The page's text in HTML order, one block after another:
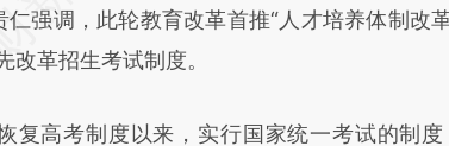
仁强调，此轮教育改革首推“人才培养体制改
改革招生考试制度。
高考制度以来，实行国家统一考试的制度